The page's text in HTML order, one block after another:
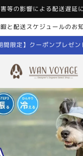
等の影響による配送遅延
と配送スケジュールのお
間限定】クーポンプレゼン